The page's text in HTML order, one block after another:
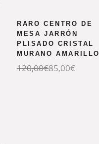
RARO CENTRO DE
MESA JARRÓN
PLISADO CRISTAL
MURANO AMARILLO
120,00€
El
precio
85,00€
El
precio